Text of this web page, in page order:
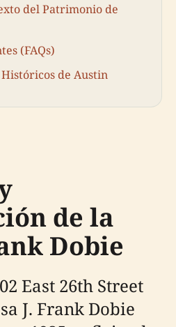
del Patrimonio de
(FAQs)
de Austin
de la
Dobie
East 26th Street
J. Frank Dobie